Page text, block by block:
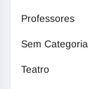
Professores
Sem Categoria
Teatro